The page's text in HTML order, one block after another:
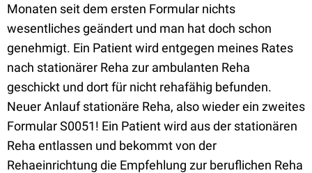
Monaten seit dem ersten Formular nichts
wesentliches geändert und man hat doch schon
genehmigt. Ein Patient wird entgegen meines Rates
nach stationärer Reha zur ambulanten Reha
geschickt und dort für nicht rehafähig befunden.
Neuer Anlauf stationäre Reha, also wieder ein zweites
Formular S0051! Ein Patient wird aus der stationären
Reha entlassen und bekommt von der
Rehaeinrichtung die Empfehlung zur beruflichen Reha